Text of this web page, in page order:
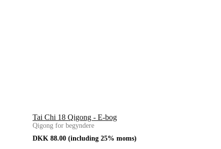
Tai Chi 18 Qigong - E-bog
Qigong for begyndere
DKK 88.00 (including 25% moms)